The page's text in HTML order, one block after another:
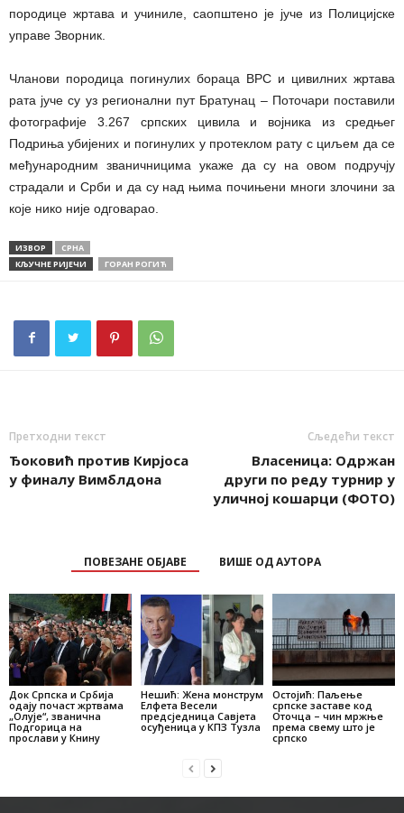
породице жртава и учиниле, саопштено је јуче из Полицијске
управе Зворник.
Чланови породица погинулих бораца ВРС и цивилних жртава
рата јуче су уз регионални пут Братунац – Поточари поставили
фотографије 3.267 српских цивила и војника из средњег
Подриња убијених и погинулих у протеклом рату с циљем да се
међународним званичницима укаже да су на овом подручју
страдали и Срби и да су над њима почињени многи злочини за
које нико није одговарао.
ИЗВОР
СРНА
КЉУЧНЕ РИЈЕЧИ
ГОРАН РОГИЋ
Претходни текст
Ђоковић против Кирјоса
у финалу Вимблдона
Сљедећи текст
Власеница: Одржан
други по реду турнир у
уличној кошарци (ФОТО)
ПОВЕЗАНЕ ОБЈАВЕ ВИШЕ ОД АУТОРА
Док Српска и Србија
одају почаст жртвама
„Олује“, званична
Подгорица на
прослави у Книну
Нешић: Жена монструм
Елфета Весели
предсједница Савјета
осуђеница у КПЗ Тузла
Остојић: Паљење
српске заставе код
Оточца – чин мржње
према свему што је
српско